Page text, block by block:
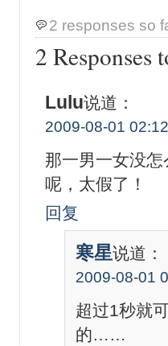
2 responses so
2 Responses
Lulu说道：
2009-08-01
那一男一女没
呢，太假了！
回复
寒星说道：
2009-08-01
超过1秒就
的……